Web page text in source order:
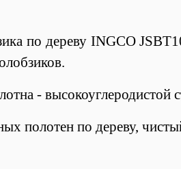
по дереву INGCO
- высокоуглеродистой
полотен по дереву,